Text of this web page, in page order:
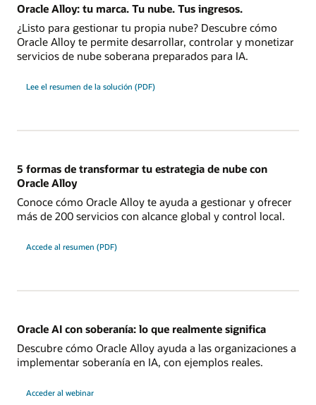
Oracle Alloy: tu marca. Tu nube. Tus ingresos.
¿Listo para gestionar tu propia nube? Descubre cómo
Oracle Alloy te permite desarrollar, controlar y monetizar
servicios de nube soberana preparados para IA.
Lee el resumen de la solución (PDF)
5 formas de transformar tu estrategia de nube con
Oracle Alloy
Conoce cómo Oracle Alloy te ayuda a gestionar y ofrecer
más de 200 servicios con alcance global y control local.
Accede al resumen (PDF)
Oracle AI con soberanía: lo que realmente significa
Descubre cómo Oracle Alloy ayuda a las organizaciones a
implementar soberanía en IA, con ejemplos reales.
Acceder al webinar